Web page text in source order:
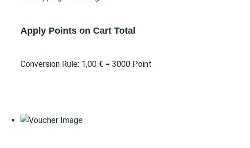
Apply Points on Cart Total
Conversion Rule: 1,00 € = 3000 Point